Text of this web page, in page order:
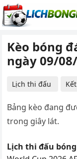
Kèo bóng
ngày 09/
Lịch thi đấu
Bảng kèo đang
trong giây lát.
Lịch thi đấu